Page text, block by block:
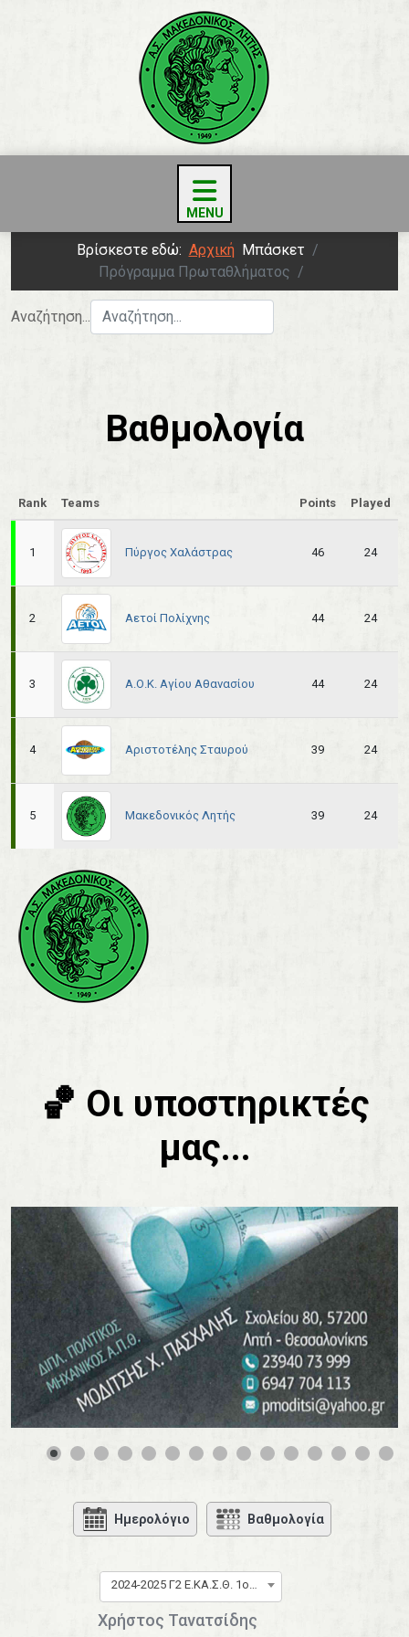
Βρίσκεστε εδώ: Αρχική Μπάσκετ
Πρόγραμμα Πρωταθλήματος
Αναζήτηση...
Βαθμολογία
Rank Teams Points Played
1 Πύργος Χαλάστρας 46 24
2 Αετοί Πολίχνης 44 24
3 Α.Ο.Κ. Αγίου Αθανασίου 44 24
4 Αριστοτέλης Σταυρού 39 24
5 Μακεδονικός Λητής 39 24
🏀 Οι υποστηρικτές
μας...
Ημερολόγιο Βαθμολογία
2024-2025 Γ2 Ε.ΚΑ.Σ.Θ. 1ος όμιλος
Χρήστος Τανατσίδης